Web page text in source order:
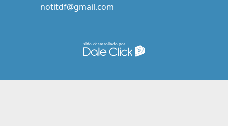
notitdf@gmail.com